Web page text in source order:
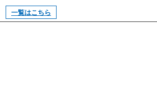
一覧はこちら